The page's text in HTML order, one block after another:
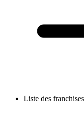
Liste des franchises